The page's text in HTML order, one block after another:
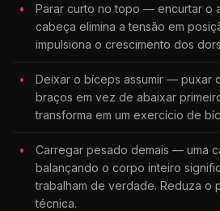
Parar curto no topo — encurtar o
cabeça elimina a tensão em
impulsiona o crescimento dos
Deixar o bíceps assumir — puxar
braços em vez de abaixar
transforma em um exercício de
Carregar pesado demais — uma
balançando o corpo inteiro
trabalham de verdade. Reduza o
técnica.